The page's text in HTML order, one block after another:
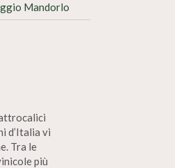
Mandorlo
d’Italia vi
Tra le
più